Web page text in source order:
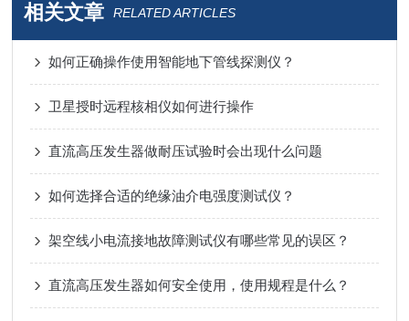
相关文章 RELATED ARTICLES
如何正确操作使用智能地下管线探测仪？
卫星授时远程核相仪如何进行操作
直流高压发生器做耐压试验时会出现什么问题
如何选择合适的绝缘油介电强度测试仪？
架空线小电流接地故障测试仪有哪些常见的误区？
直流高压发生器如何安全使用，使用规程是什么？